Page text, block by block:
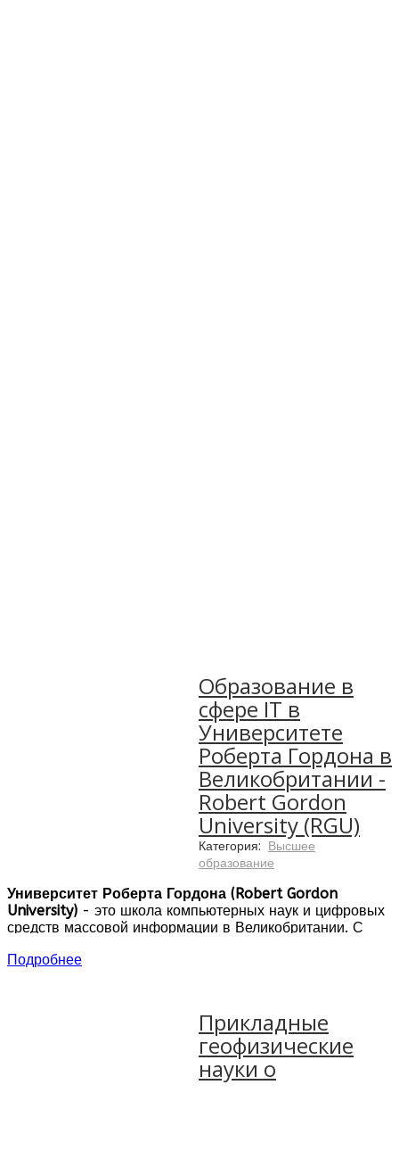
Образование в
сфере IT в
Университете
Роберта Гордона в
Великобритании -
Robert Gordon
University (RGU)
Категория: Высшее
образование
Университет Роберта Гордона (Robert Gordon
University) - это школа компьютерных наук и цифровых
средств массовой информации в Великобритании. С
компьютерного образования, программы
обучения в сфере IT созданы с учетом
современных требований индустрии. Они включают
тщательную сбалансированность теории и практики и
прочную основу ключевых навыков. Проекты и
Подробнее
Прикладные
геофизические
науки о